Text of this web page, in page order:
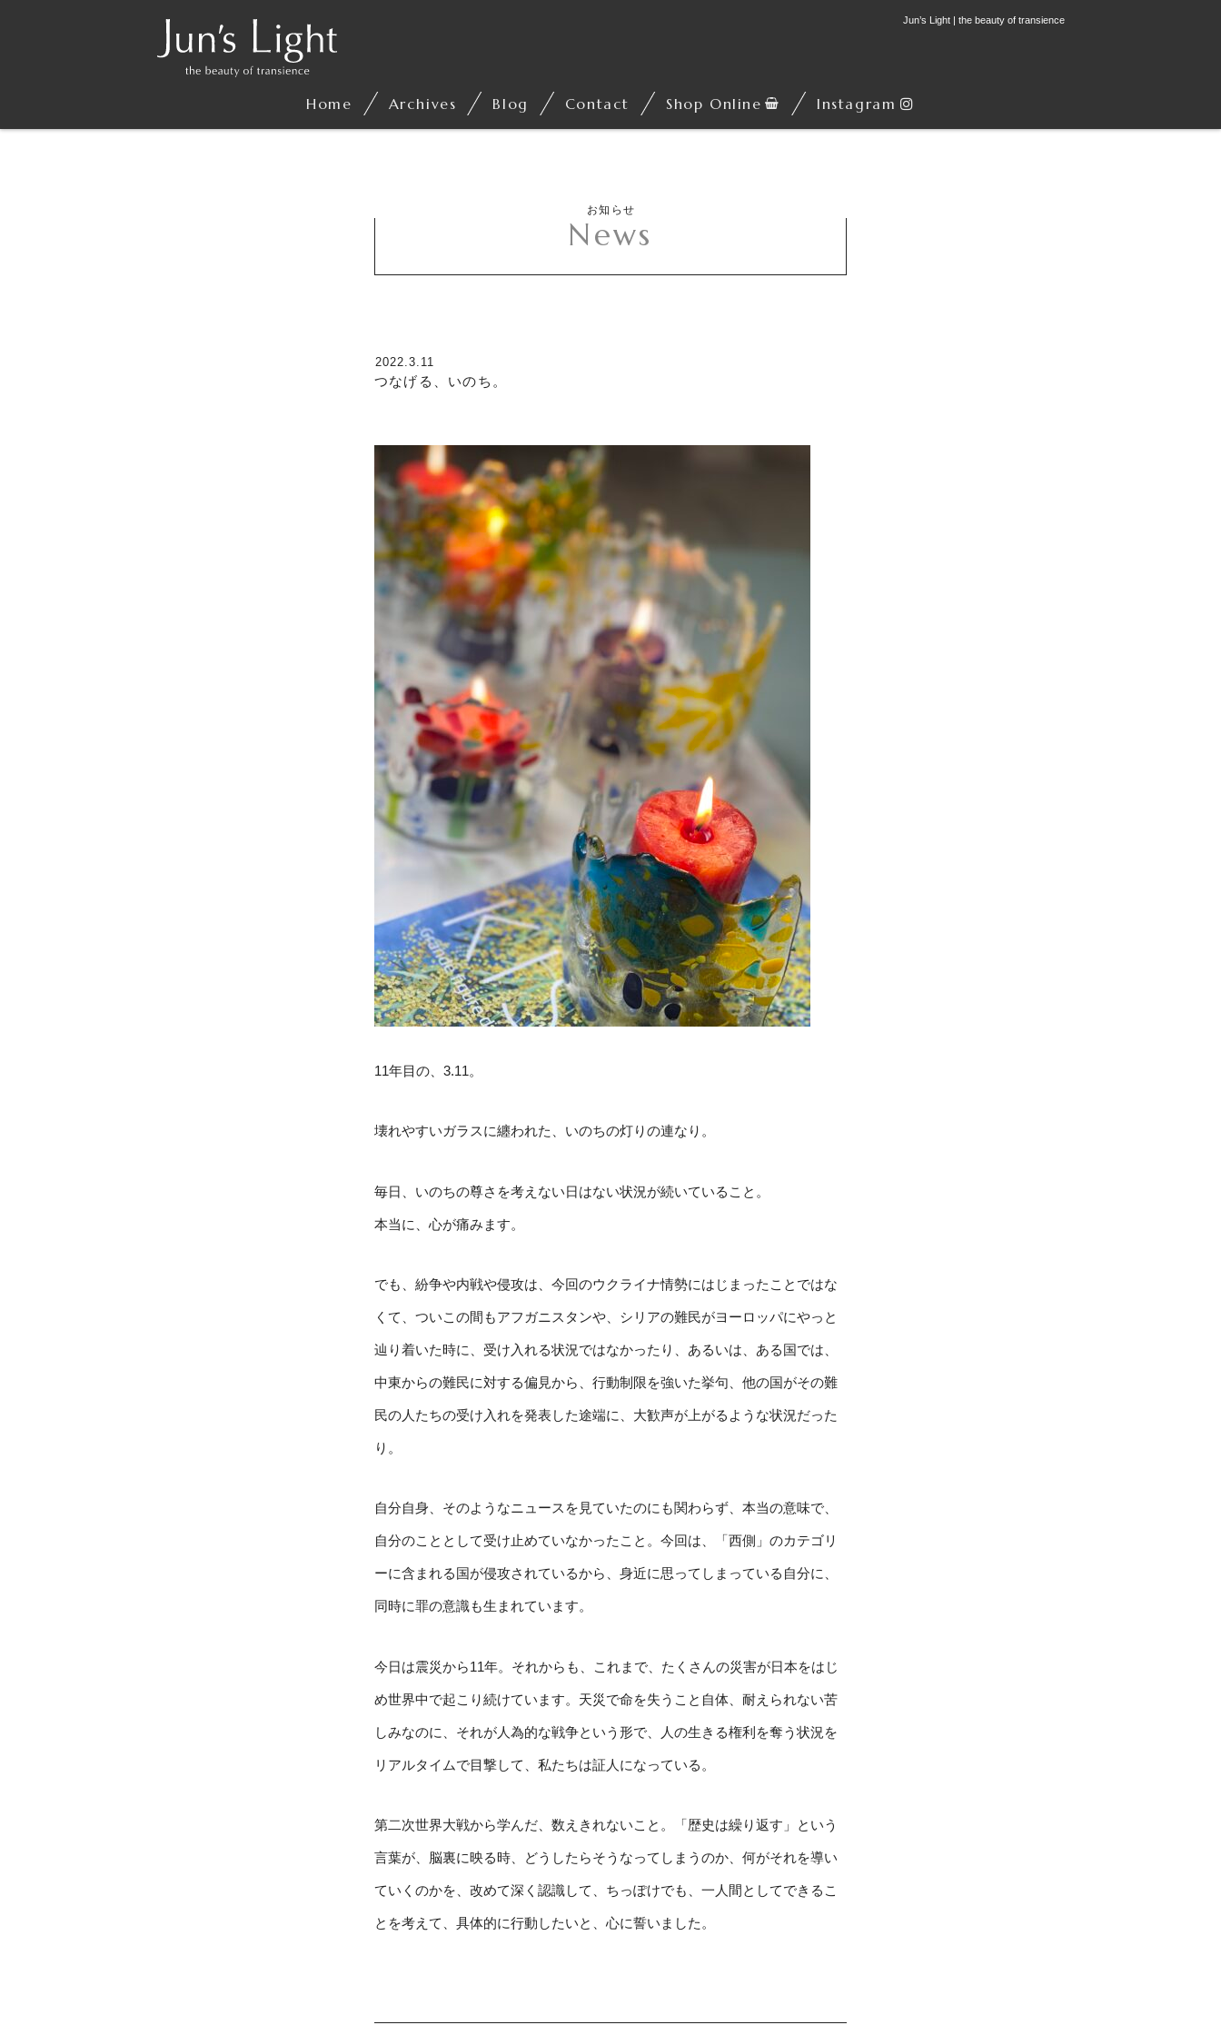
Jun’s Light | the beauty of transience
Home Archives Blog Contact Shop Online Instagram
お知らせ
News
2022.3.11
つなげる、いのち。
11年目の、3.11。
壊れやすいガラスに纏われた、いのちの灯りの連なり。
毎日、いのちの尊さを考えない日はない状況が続いていること。
本当に、心が痛みます。
でも、紛争や内戦や侵攻は、今回のウクライナ情勢にはじまったことではな
くて、ついこの間もアフガニスタンや、シリアの難民がヨーロッパにやっと
辿り着いた時に、受け入れる状況ではなかったり、あるいは、ある国では、
中東からの難民に対する偏見から、行動制限を強いた挙句、他の国がその難
民の人たちの受け入れを発表した途端に、大歓声が上がるような状況だった
り。
自分自身、そのようなニュースを見ていたのにも関わらず、本当の意味で、
自分のこととして受け止めていなかったこと。今回は、「西側」のカテゴリ
ーに含まれる国が侵攻されているから、身近に思ってしまっている自分に、
同時に罪の意識も生まれています。
今日は震災から11年。それからも、これまで、たくさんの災害が日本をはじ
め世界中で起こり続けています。天災で命を失うこと自体、耐えられない苦
しみなのに、それが人為的な戦争という形で、人の生きる権利を奪う状況を
リアルタイムで目撃して、私たちは証人になっている。
第二次世界大戦から学んだ、数えきれないこと。「歴史は繰り返す」という
言葉が、脳裏に映る時、どうしたらそうなってしまうのか、何がそれを導い
ていくのかを、改めて深く認識して、ちっぽけでも、一人間としてできるこ
とを考えて、具体的に行動したいと、心に誓いました。